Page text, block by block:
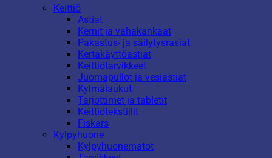
Keittiö
Astiat
Kernit ja vahakankaat
Pakastus- ja säilytysrasiat
Kertakäyttöastiat
Keittiötarvikkeet
Juomapullot ja vesiastiat
Kylmälaukut
Tarjottimet ja tabletit
Keittiötekstiilit
Fiskars
Kylpyhuone
Kylpyhuonematot